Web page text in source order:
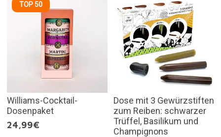
TOP 50
Williams-Cocktail-
Dosenpaket
24,99€
Dose mit 3 Gewürzstiften
zum Reiben: schwarzer
Trüffel, Basilikum und
Champignons